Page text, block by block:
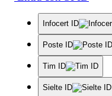
Infocert ID
Poste ID
Tim ID
Sielte ID